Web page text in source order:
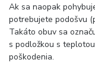
Ak sa naopak
potrebujete podošvu
Takáto obuv sa
s podložkou s
poškodenia.